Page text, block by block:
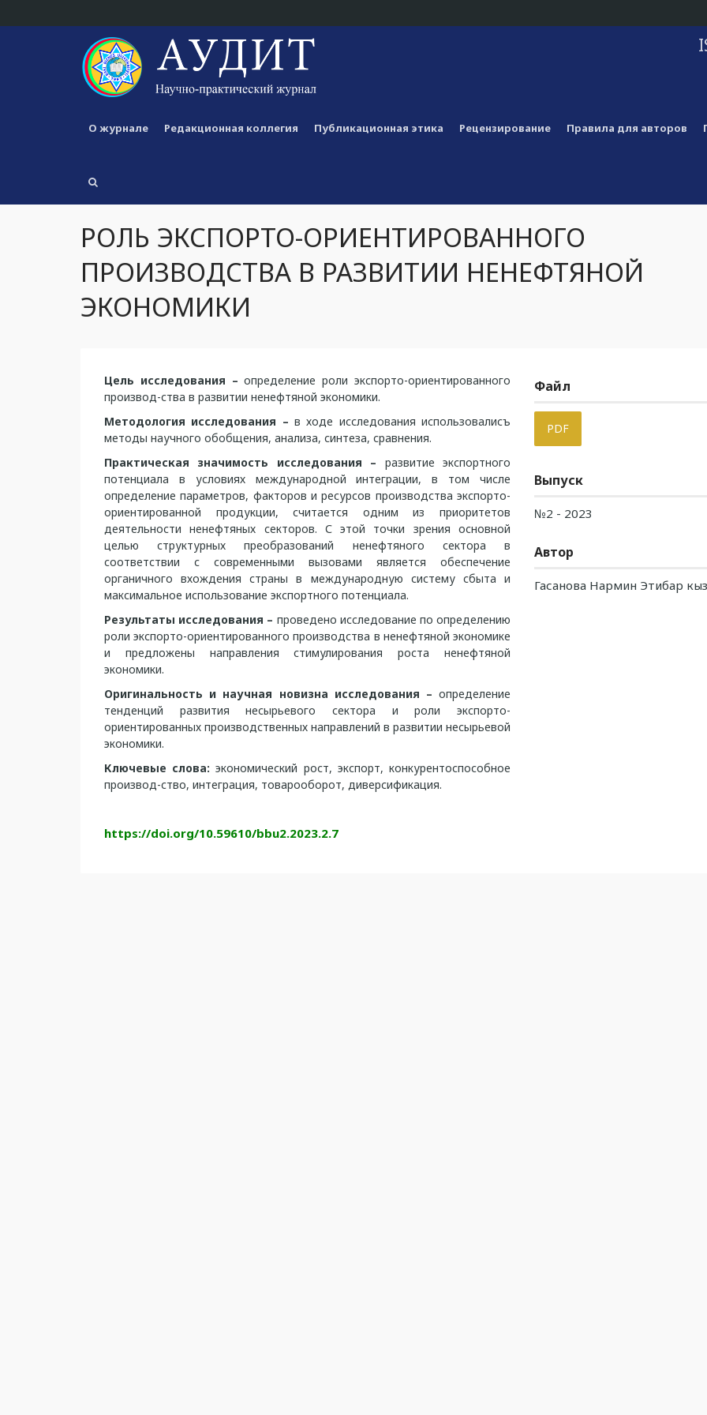
О журнале Редакционная коллегия Публикационная этика Рецензирование Правила для авторов
РОЛЬ ЭКСПОРТО-ОРИЕНТИРОВАННОГО
ПРОИЗВОДСТВА В РАЗВИТИИ НЕНЕФТЯНОЙ
ЭКОНОМИКИ
Цель исследования –определение роли экспорто-ориентированного
производ-ства в развитии ненефтяной экономики.
Методология исследования – в ходе исследования использовалисъ
методы научного обобщения, анализа, синтеза, сравнения.
Практическая значимость исследования – развитие экспортного
потенциала в условиях международной интеграции, в том числе
определение параметров, факторов и ресурсов производства экспорто-
ориентированной продукции, считается одним из приоритетов
деятельности ненефтяных секторов. С этой точки зрения основной
целью структурных преобразований ненефтяного сектора в
соответствии с современными вызовами является обеспечение
органичного вхождения страны в международную систему сбыта и
максимальное использование экспортного потенциала.
Результаты исследования – проведено исследование по определению
роли экспорто-ориентированного производства в ненефтяной экономике
и предложены направления стимулирования роста ненефтяной
экономики.
Оригинальность и научная новизна исследования – определение
тенденций развития несырьевого сектора и роли экспорто-
ориентированных производственных направлений в развитии несырьевой
экономики.
Ключевые слова:экономический рост, экспорт, конкурентоспособное
производ-ство, интеграция, товарооборот, диверсификация.
https://doi.org/10.59610/bbu2.2023.2.7
Файл
PDF
Выпуск
№2 - 2023
Автор
Гасанова Нармин Этибар